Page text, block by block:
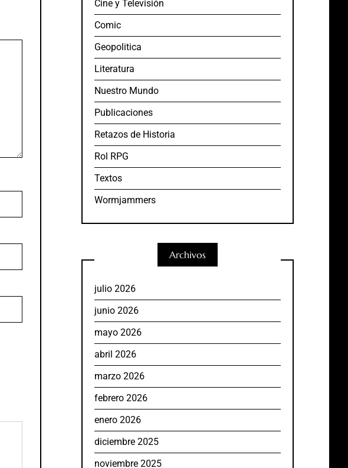
Cine y Televisión
Comic
Geopolitica
Literatura
Nuestro Mundo
Publicaciones
Retazos de Historia
Rol RPG
Textos
Wormjammers
Archivos
julio 2026
junio 2026
mayo 2026
abril 2026
marzo 2026
febrero 2026
enero 2026
diciembre 2025
noviembre 2025